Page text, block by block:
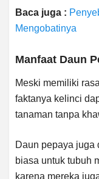
Baca juga :
Mengobatinya
Manfaat Daun
Meski memiliki
faktanya kelinci
tanaman tanpa
Daun pepaya juga
biasa untuk tubuh
karena mereka